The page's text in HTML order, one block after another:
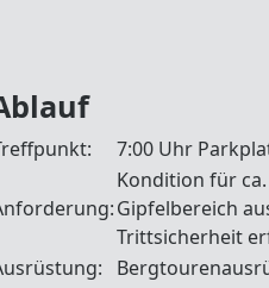
7:00 Uhr
Kondition für
Gipfelbereich
Trittsicherheit